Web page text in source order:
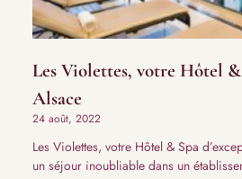
Les Violettes, votre Hôtel &
Alsace
24 août, 2022
Les Violettes, votre Hôtel & Spa
un séjour inoubliable dans un